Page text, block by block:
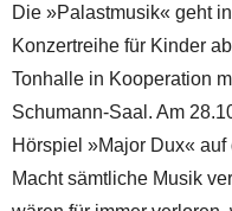
Die »Palastmusik« geht
Konzertreihe für Kinder
Tonhalle in Kooperation
Schumann-Saal. Am
Hörspiel »Major Dux«
Macht sämtliche Musik